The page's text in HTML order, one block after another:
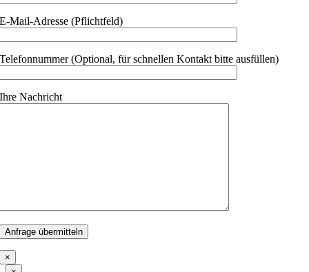
E-Mail-Adresse (Pflichtfeld)
Telefonnummer (Optional, für schnellen Kontakt bitte ausfüllen)
Ihre Nachricht
×